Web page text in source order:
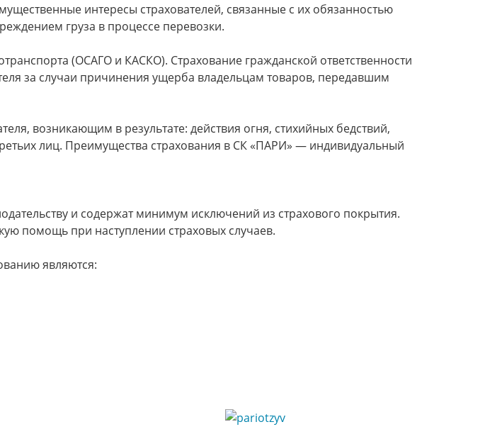
интересы страхователей, связанные с их обязанностью
груза в процессе перевозки.
(ОСАГО и КАСКО). Страхование гражданской ответственности
за случаи причинения ущерба владельцам товаров, передавшим
возникающим в результате: действия огня, стихийных бедствий,
лиц. Преимущества страхования в СК «ПАРИ» — индивидуальный
и содержат минимум исключений из страхового покрытия.
помощь при наступлении страховых случаев.
являются: